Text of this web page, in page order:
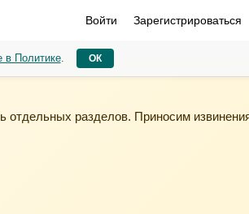
Войти Зарегистрироваться
отдельных разделов. Приносим
в Политике. ОК